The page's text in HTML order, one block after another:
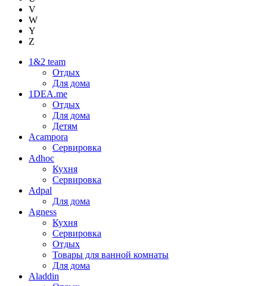
V
W
Y
Z
1&2 team
Отдых
Для дома
1DEA.me
Отдых
Для дома
Детям
Acampora
Сервировка
Adhoc
Кухня
Сервировка
Adpal
Для дома
Agness
Кухня
Сервировка
Отдых
Товары для ванной комнаты
Для дома
Aladdin